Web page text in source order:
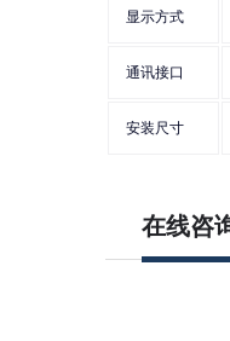
显示方式
通讯接口
安装尺寸
在线咨